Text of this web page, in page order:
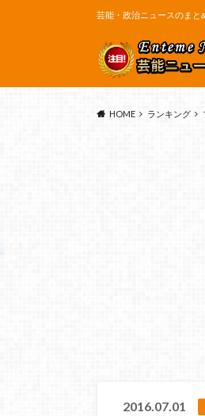
芸能・政治ニュースのまと
HOME ランキング
2016.07.01